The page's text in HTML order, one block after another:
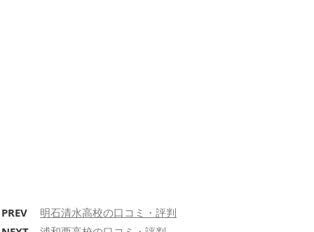
PREV
明石清水高校の口コミ・評判